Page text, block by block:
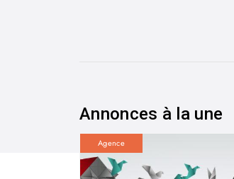
Annonces à la une
Agence